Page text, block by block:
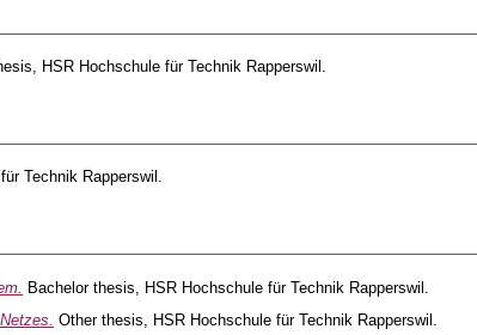
HSR Hochschule für Technik Rapperswil.
Technik Rapperswil.
Bachelor thesis, HSR Hochschule für Technik Rapperswil.
Other thesis, HSR Hochschule für Technik Rapperswil.